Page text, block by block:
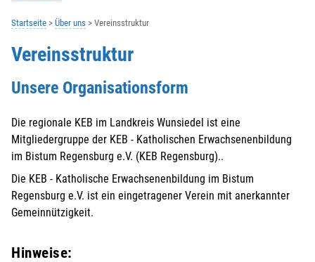
Startseite Über uns Vereinsstruktur
Vereinsstruktur
Unsere Organisationsform
Die regionale KEB im Landkreis Wunsiedel ist eine
Mitgliedergruppe der KEB - Katholischen Erwachsenenbildung
im Bistum Regensburg e.V. (KEB Regensburg)..
Die KEB - Katholische Erwachsenenbildung im Bistum
Regensburg e.V. ist ein eingetragener Verein mit anerkannter
Gemeinnützigkeit.
Hinweise: